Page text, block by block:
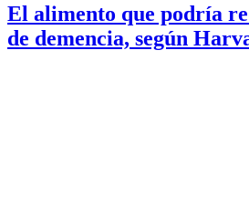
El alimento que podría
de demencia, según